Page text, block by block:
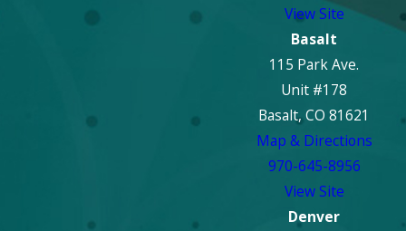
View Site
Basalt
115 Park Ave.
Unit #178
Basalt, CO 81621
Map & Directions
970-645-8956
View Site
Denver